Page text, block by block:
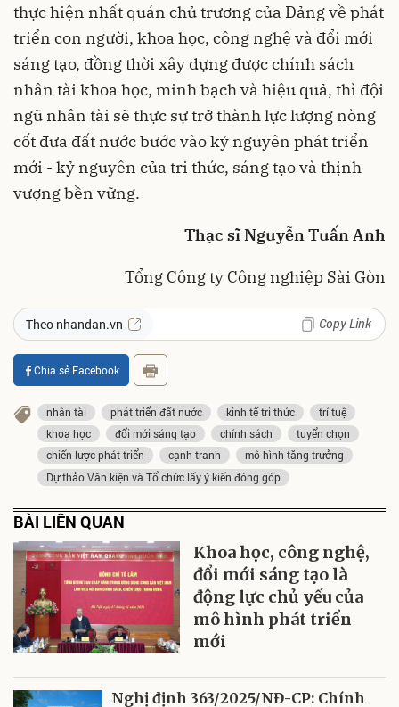
thực hiện nhất quán chủ trương của Đảng về phát
triển con người, khoa học, công nghệ và đổi mới
sáng tạo, đồng thời xây dựng được chính sách
nhân tài khoa học, minh bạch và hiệu quả, thì đội
ngũ nhân tài sẽ thực sự trở thành lực lượng nòng
cốt đưa đất nước bước vào kỷ nguyên phát triển
mới - kỷ nguyên của tri thức, sáng tạo và thịnh
vượng bền vững.
Thạc sĩ Nguyễn Tuấn Anh
Tổng Công ty Công nghiệp Sài Gòn
Theo nhandan.vn Copy Link
Chia sẻ Facebook
nhân tài phát triển đất nước kinh tế tri thức
trí tuệ
khoa học
đổi mới sáng tạo chính sách
tuyển chọn
chiến lược phát triển
cạnh tranh
mô hình tăng trưởng
Dự thảo Văn kiện và Tổ chức lấy ý kiến đóng góp
BÀI LIÊN QUAN
Khoa học, công nghệ,
đổi mới sáng tạo là
động lực chủ yếu của
mô hình phát triển
mới
Nghị định 363/2025/NĐ-CP: Chính